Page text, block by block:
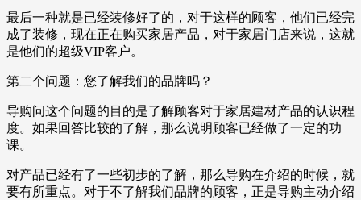
最后一种就是已经装修好了的，对于这样的顾客，他们已经完
成了装修，现在正在购买家居产品，对于家居门店来说，这就
是他们的超级VIP客户。
第二个问题：您了解我们的品牌吗？
导购问这个问题的目的是了解顾客对于家居建材产品的认识程
度。如果回答比较的了解，那么说明顾客已经做了一定的功
课。
对产品已经有了一些初步的了解，那么导购在介绍的时候，就
要有所重点。对于不了解我们品牌的顾客，正是导购主动介绍